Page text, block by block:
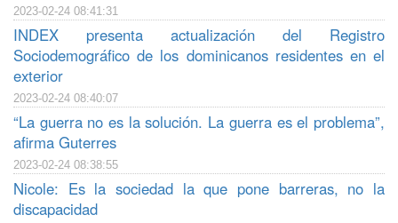
2023-02-24 08:41:31
INDEX presenta actualización del Registro
Sociodemográfico de los dominicanos residentes en el
exterior
2023-02-24 08:40:07
“La guerra no es la solución. La guerra es el problema”,
afirma Guterres
2023-02-24 08:38:55
Nicole: Es la sociedad la que pone barreras, no la
discapacidad